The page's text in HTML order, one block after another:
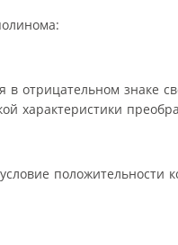
в отрицательном знаке
характеристики
положительности